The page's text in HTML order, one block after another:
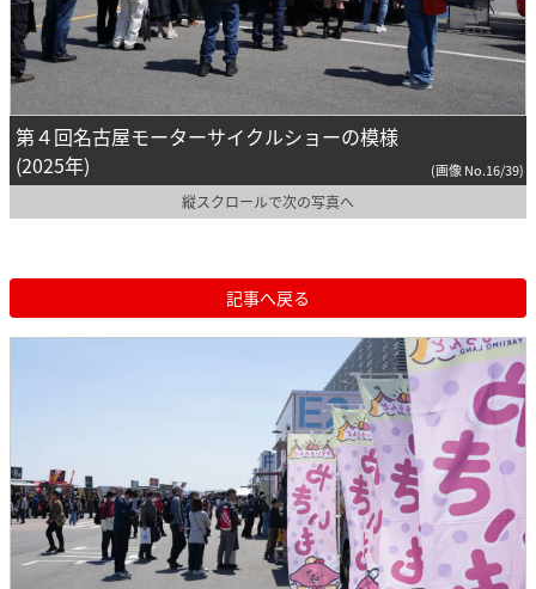
第４回名古屋モーターサイクルショーの模様
(2025年)
(画像 No.16/39)
縦スクロールで次の写真へ
記事へ戻る